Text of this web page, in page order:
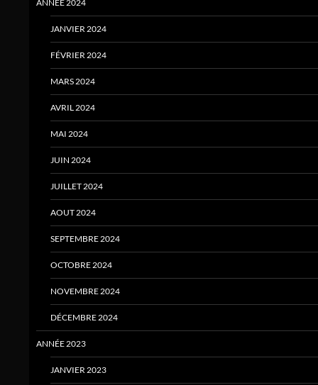
ANNÉE 2024
JANVIER 2024
FÉVRIER 2024
MARS 2024
AVRIL 2024
MAI 2024
JUIN 2024
JUILLET 2024
AOUT 2024
SEPTEMBRE 2024
OCTOBRE 2024
NOVEMBRE 2024
DÉCEMBRE 2024
ANNÉE 2023
JANVIER 2023